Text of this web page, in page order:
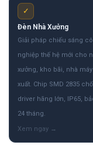
✓
Đèn Nhà Xưởng
Giải pháp chiếu sáng
nghiệp thế hệ mới cho
xưởng, kho bãi, nhà
xuất. Chip SMD 2835
driver hãng lớn, IP65,
24 tháng.